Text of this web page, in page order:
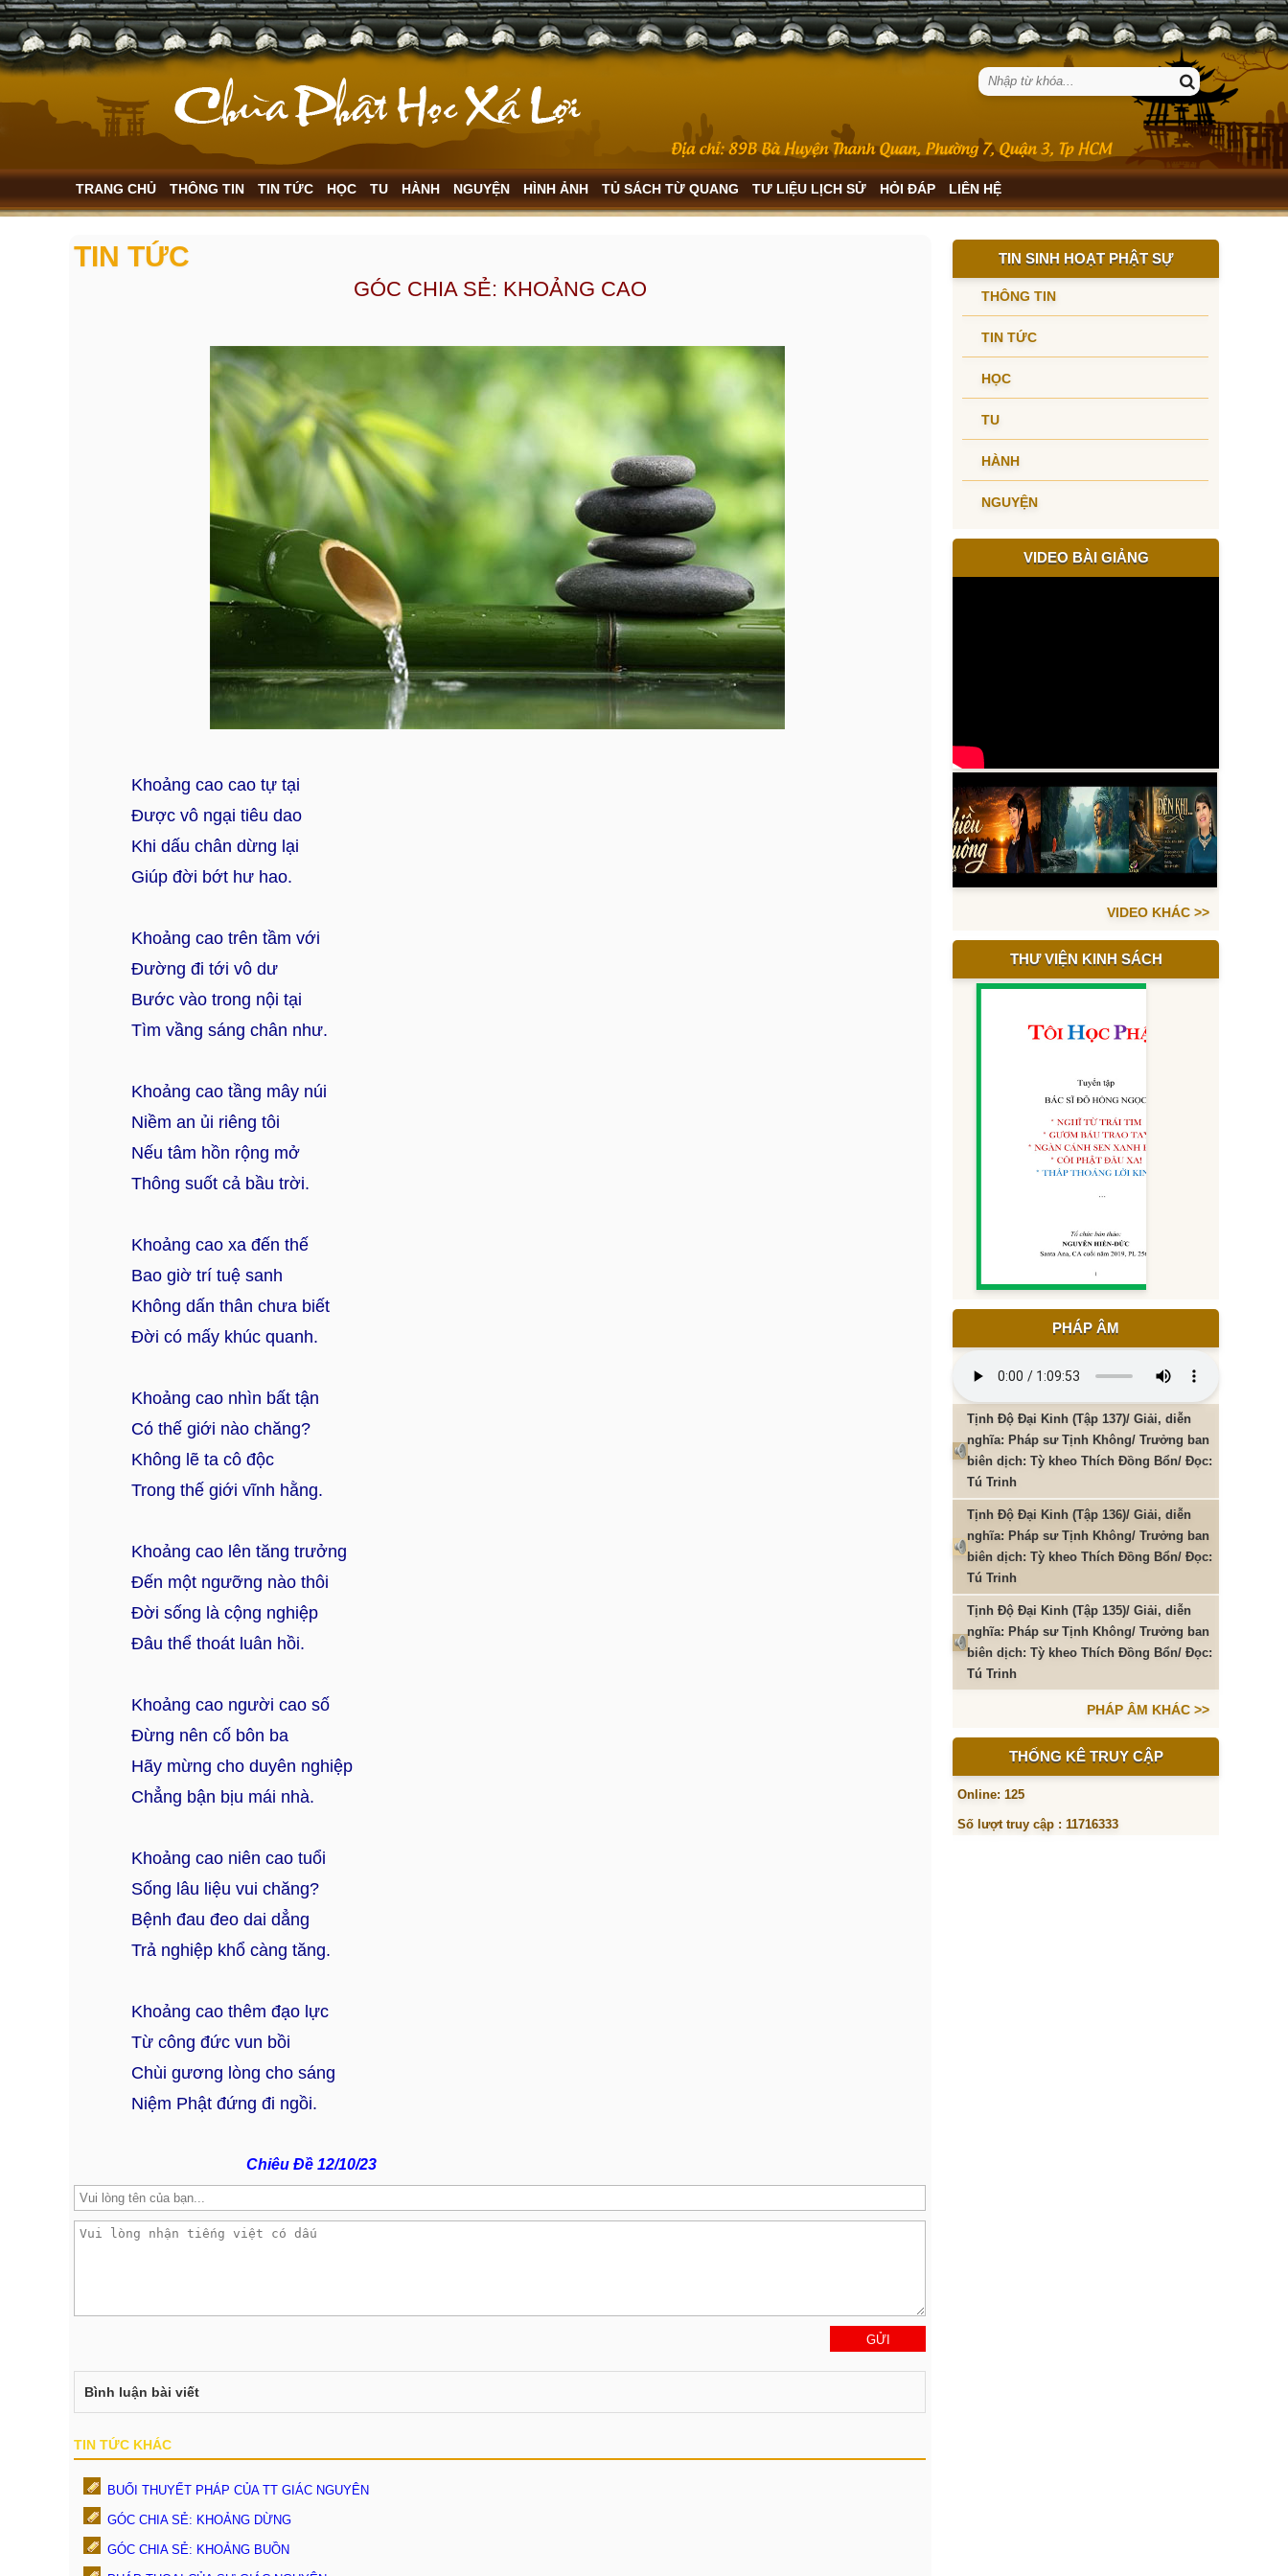
TRANG CHỦ THÔNG TIN TIN TỨC HỌC TU HÀNH NGUYỆN HÌNH ẢNH TỦ SÁCH TỪ QUANG TƯ LIỆU LỊCH SỬ HỎI ĐÁP LIÊN HỆ
TIN TỨC
GÓC CHIA SẺ: KHOẢNG CAO
Khoảng cao cao tự tại
Được vô ngại tiêu dao
Khi dấu chân dừng lại
Giúp đời bớt hư hao.
Khoảng cao trên tầm với
Đường đi tới vô dư
Bước vào trong nội tại
Tìm vầng sáng chân như.
Khoảng cao tầng mây núi
Niềm an ủi riêng tôi
Nếu tâm hồn rộng mở
Thông suốt cả bầu trời.
Khoảng cao xa đến thế
Bao giờ trí tuệ sanh
Không dấn thân chưa biết
Đời có mấy khúc quanh.
Khoảng cao nhìn bất tận
Có thế giới nào chăng?
Không lẽ ta cô độc
Trong thế giới vĩnh hằng.
Khoảng cao lên tăng trưởng
Đến một ngưỡng nào thôi
Đời sống là cộng nghiệp
Đâu thể thoát luân hồi.
Khoảng cao người cao số
Đừng nên cố bôn ba
Hãy mừng cho duyên nghiệp
Chẳng bận bịu mái nhà.
Khoảng cao niên cao tuổi
Sống lâu liệu vui chăng?
Bệnh đau đeo dai dẳng
Trả nghiệp khổ càng tăng.
Khoảng cao thêm đạo lực
Từ công đức vun bồi
Chùi gương lòng cho sáng
Niệm Phật đứng đi ngồi.
Chiêu Đề 12/10/23
Bình luận bài viết
TIN TỨC KHÁC
BUỔI THUYẾT PHÁP CỦA TT GIÁC NGUYÊN
GÓC CHIA SẺ: KHOẢNG DỪNG
GÓC CHIA SẺ: KHOẢNG BUỒN
TIN SINH HOẠT PHẬT SỰ
THÔNG TIN
TIN TỨC
HỌC
TU
HÀNH
NGUYỆN
VIDEO BÀI GIẢNG
VIDEO KHÁC >>
THƯ VIỆN KINH SÁCH
PHÁP ÂM
Tịnh Độ Đại Kinh (Tập 137)/ Giải, diễn
nghĩa: Pháp sư Tịnh Không/ Trưởng ban
biên dịch: Tỳ kheo Thích Đồng Bổn/ Đọc:
Tú Trinh
Tịnh Độ Đại Kinh (Tập 136)/ Giải, diễn
nghĩa: Pháp sư Tịnh Không/ Trưởng ban
biên dịch: Tỳ kheo Thích Đồng Bổn/ Đọc:
Tú Trinh
Tịnh Độ Đại Kinh (Tập 135)/ Giải, diễn
nghĩa: Pháp sư Tịnh Không/ Trưởng ban
biên dịch: Tỳ kheo Thích Đồng Bổn/ Đọc:
Tú Trinh
PHÁP ÂM KHÁC >>
THỐNG KÊ TRUY CẬP
Online: 125
Số lượt truy cập : 11716333